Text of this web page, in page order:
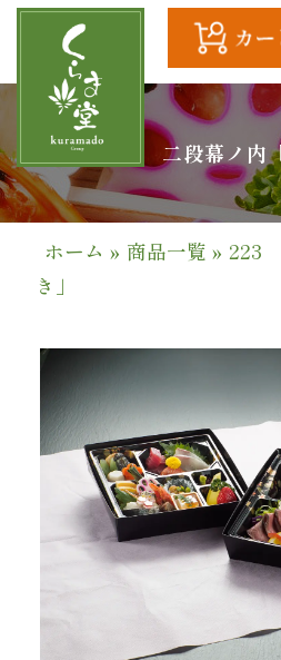
へ
ス
キ
HOME
全
品
幕
当
223 二段幕ノ内
ホーム » 商品一覧 » 223
き」